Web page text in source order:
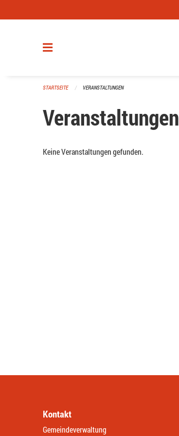
STARTSEITE VERANSTALTUNGEN
Veranstaltungen
Keine Veranstaltungen gefunden.
Kontakt
Gemeindeverwaltung